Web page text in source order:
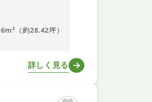
（約28.42坪）
詳しく見る